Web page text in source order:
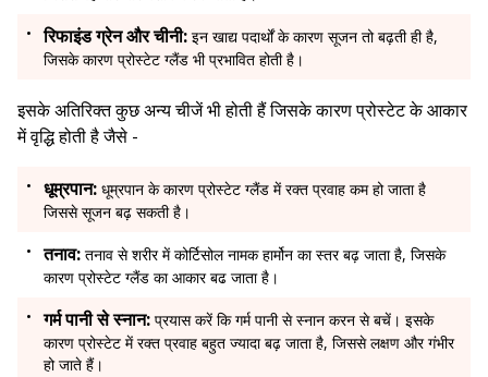
रिफाइंड ग्रेन और चीनी: इन खाद्य पदार्थों के कारण सूजन तो बढ़ती ही है,
जिसके कारण प्रोस्टेट ग्लैंड भी प्रभावित होती है।
इसके अतिरिक्त कुछ अन्य चीजें भी होती हैं जिसके कारण प्रोस्टेट के आकार
में वृद्धि होती है जैसे -
धूम्रपान: धूम्रपान के कारण प्रोस्टेट ग्लैंड में रक्त प्रवाह कम हो जाता है
जिससे सूजन बढ़ सकती है।
तनाव: तनाव से शरीर में कोर्टिसोल नामक हार्मोन का स्तर बढ़ जाता है, जिसके
कारण प्रोस्टेट ग्लैंड का आकार बढ जाता है।
गर्म पानी से स्नान: प्रयास करें कि गर्म पानी से स्नान करन से बचें। इसके
कारण प्रोस्टेट में रक्त प्रवाह बहुत ज्यादा बढ़ जाता है, जिससे लक्षण और गंभीर
हो जाते हैं।